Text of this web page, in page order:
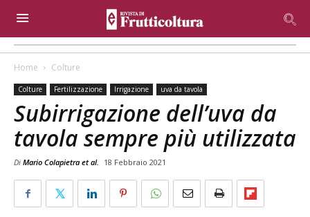
Home Colture
Colture Fertilizzazione Irrigazione uva da tavola
Subirrigazione dell’uva da
tavola sempre più utilizzata
Di Mario Colapietra et al. 18 Febbraio 2021